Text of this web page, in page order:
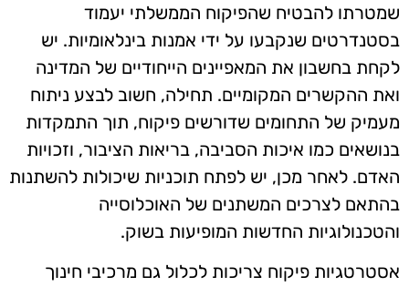
שמטרתו להבטיח שהפיקוח הממשלתי יעמוד
בסטנדרטים שנקבעו על ידי אמנות בינלאומיות. יש
לקחת בחשבון את המאפיינים הייחודיים של המדינה
ואת ההקשרים המקומיים. תחילה, חשוב לבצע ניתוח
מעמיק של התחומים שדורשים פיקוח, תוך התמקדות
בנושאים כמו איכות הסביבה, בריאות הציבור, וזכויות
האדם. לאחר מכן, יש לפתח תוכניות שיכולות להשתנות
בהתאם לצרכים המשתנים של האוכלוסייה
והטכנולוגיות החדשות המופיעות בשוק.
אסטרטגיות פיקוח צריכות לכלול גם מרכיבי חינוך